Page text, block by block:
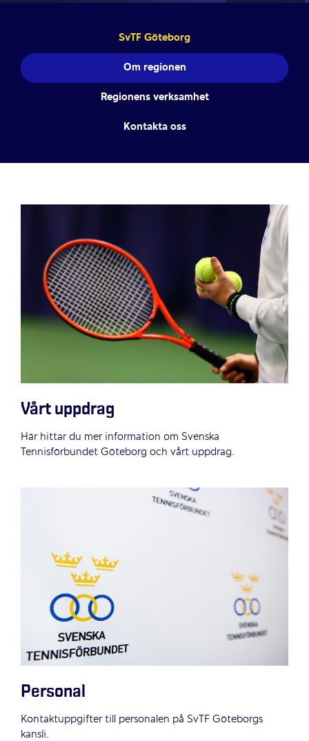
SvTF Göteborg
Om regionen
Regionens verksamhet
Kontakta oss
Vårt uppdrag
Här hittar du mer information om Svenska
Tennisförbundet Göteborg och vårt uppdrag.
Personal
Kontaktuppgifter till personalen på SvTF Göteborgs
kansli.